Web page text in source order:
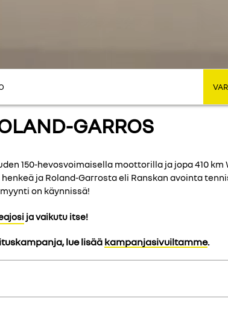
GARROS
150-hevosvoimaisella moottorilla ja jopa 410
ja Roland-Garrosta eli Ranskan avointa
on käynnissä!
ja vaikutu itse!
lue lisääkampanjasivuiltamme.